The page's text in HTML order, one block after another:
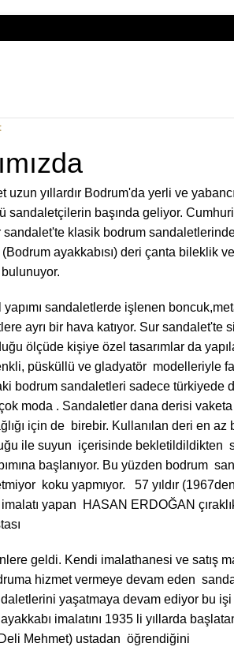
uzun yıllardır Bodrum'da yerli ve
sandaletçilerin başında geliyor.
sandalet'te klasik bodrum
ayakkabısı) deri çanta bileklik
yapımı sandaletlerde işlenen
ayrı bir hava katıyor. Sur sandalet'te
ölçüde kişiye özel tasarımlar da
püsküllü ve gladyatör modelleriyle
bodrum sandaletleri sadece türkiyede
moda . Sandaletler dana derisi vaketa
için de birebir. Kullanılan deri en az
ile suyun içerisinde bekletildildikten
başlanıyor. Bu yüzden bodrum
koku yapmıyor. 57 yıldır
yapan HASAN ERDOĞAN
geldi. Kendi imalathanesi ve satış
hizmet vermeye devam eden
yaşatmaya devam ediyor bu
imalatını 1935 li yıllarda
Mehmet) ustadan öğrendiğini